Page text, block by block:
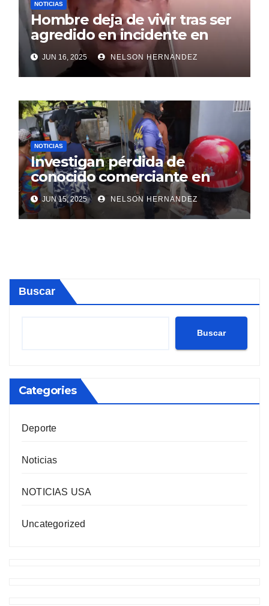
NOTICIAS
Hombre deja de vivir tras ser
agredido en incidente en
SDE
JUN 16, 2025 NELSON HERNANDEZ
NOTICIAS
Investigan pérdida de
conocido comerciante en
Sosúa
JUN 15, 2025 NELSON HERNANDEZ
Buscar
Buscar
Categories
Deporte
Noticias
NOTICIAS USA
Uncategorized